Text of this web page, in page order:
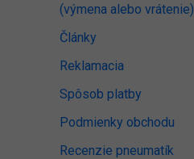
(výmena alebo vrátenie)
Články
Reklamacia
Spôsob platby
Podmienky obchodu
Recenzie pneumatík